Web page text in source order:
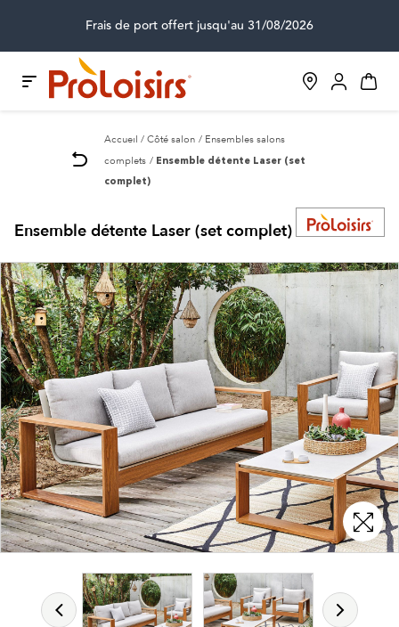
Frais de port offert jusqu'au 31/08/2026
Accueil Côté salon
Ensembles salons
complets
Ensemble détente Laser (set
complet)
Ensemble détente Laser (set complet)